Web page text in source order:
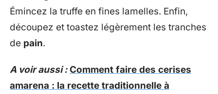
Émincez la truffe en fines lamelles. Enfin,
découpez et toastez légèrement les tranches
de pain.
A voir aussi : Comment faire des cerises
amarena : la recette traditionnelle à